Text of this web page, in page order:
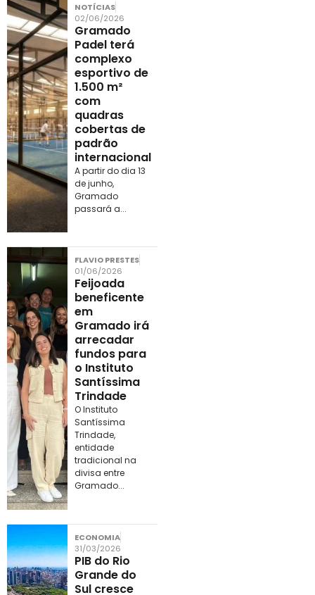
NOTÍCIAS
02/06/2026
Gramado
Padel terá
complexo
esportivo de
1.500 m²
com
quadras
cobertas de
padrão
internacional
A partir do dia 13
de junho,
Gramado
passará a...
FLAVIO PRESTES
01/06/2026
Feijoada
beneficente
em
Gramado irá
arrecadar
fundos para
o Instituto
Santíssima
Trindade
O Instituto
Santíssima
Trindade,
entidade
tradicional na
divisa entre
Gramado...
ECONOMIA
31/03/2026
PIB do Rio
Grande do
Sul cresce